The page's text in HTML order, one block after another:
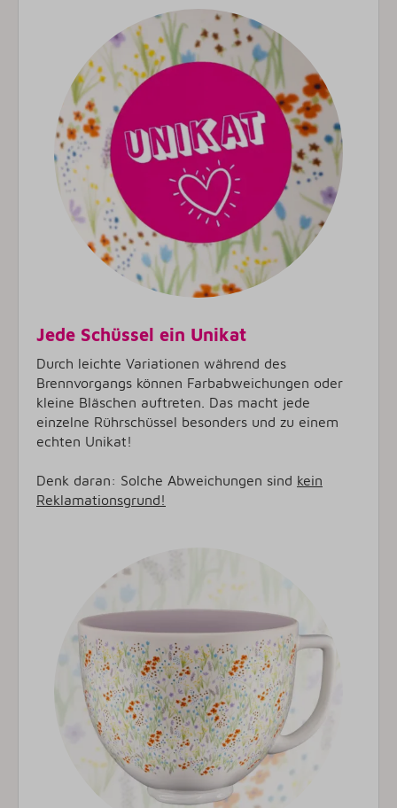
Jede Schüssel ein Unikat
Durch leichte Variationen während des
Brennvorgangs können Farbabweichungen oder
kleine Bläschen auftreten. Das macht jede
einzelne Rührschüssel besonders und zu einem
echten Unikat!
Denk daran: Solche Abweichungen sind kein
Reklamationsgrund!